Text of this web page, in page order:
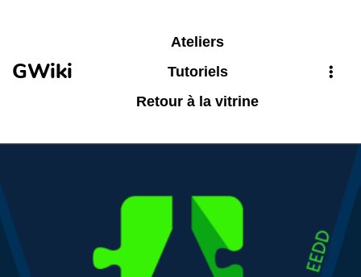
GWiki
Ateliers
Tutoriels
Retour à la vitrine